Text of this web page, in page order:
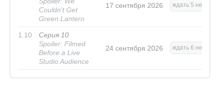
Couldn't Get
Green Lantern
17 сентября 2026 ждать 5 нед.
1.10
Серия 10
Spoiler: Filmed
Before a Live
Studio Audience
24 сентября 2026 ждать 6 нед.